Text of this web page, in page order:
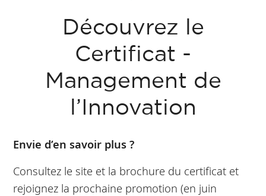
Découvrez le
Certificat -
Management de
l’Innovation
Envie d’en savoir plus ?
Consultez le site et la brochure du certificat et
rejoignez la prochaine promotion (en juin